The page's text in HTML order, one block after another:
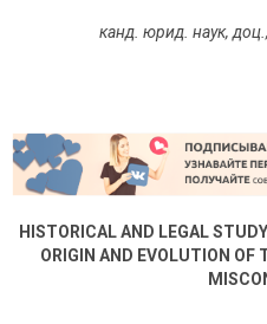
канд. юрид. наук, доц.,
HISTORICAL AND LEGAL
ORIGIN AND EVOLUTION OF